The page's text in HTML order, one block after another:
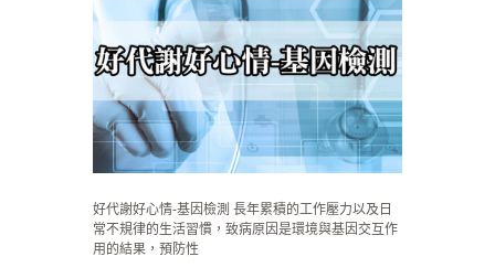
好代謝好心情-基因檢測 長年累積的工作壓力以及日
常不規律的生活習慣，致病原因是環境與基因交互作
用的結果，預防性